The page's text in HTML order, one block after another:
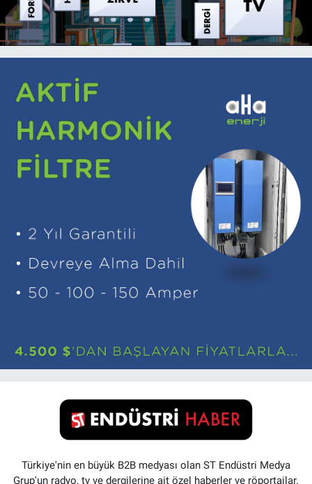
Türkiye'nin en büyük B2B medyası olan ST Endüstri Medya
Grup'un radyo, tv ve dergilerine ait özel haberler ve röportajlar.